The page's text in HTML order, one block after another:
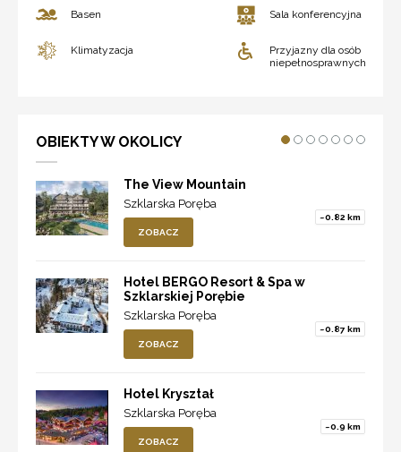
Basen Sala konferencyjna
Klimatyzacja
Przyjazny dla osób
niepełnosprawnych
OBIEKTY W OKOLICY
The View Mountain
Szklarska Poręba
~0.82 km
ZOBACZ
Hotel BERGO Resort & Spa w
Szklarskiej Porębie
Szklarska Poręba
~0.87 km
ZOBACZ
Hotel Kryształ
Szklarska Poręba
~0.9 km
ZOBACZ